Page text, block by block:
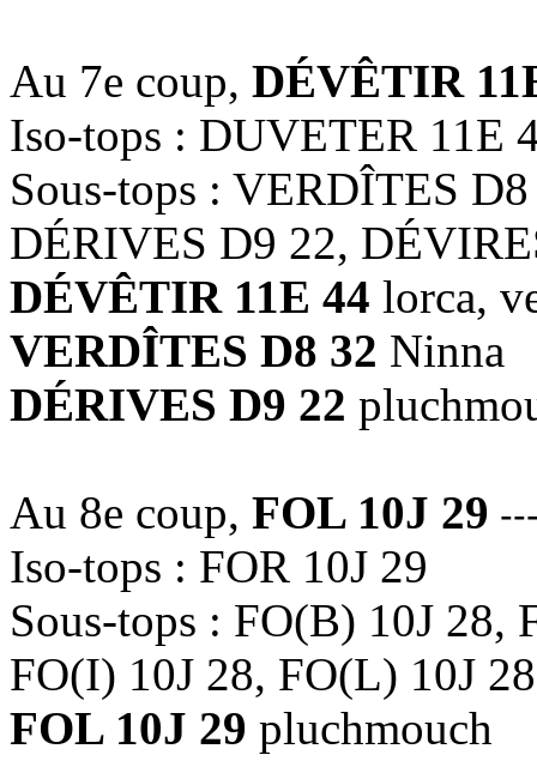
Au 7e coup, DÉVÊTIR
Iso-tops : DUVETER 11E
Sous-tops : VERDÎTES
DÉRIVES D9 22,
DÉVÊTIR 11E 44 lorca,
VERDÎTES D8 32 Ninna
DÉRIVES D9 22
Au 8e coup, FOL 10J 29
Iso-tops : FOR 10J 29
Sous-tops : FO(B) 10J 28,
FO(I) 10J 28, FO(L) 10J 28
FOL 10J 29 pluchmouch